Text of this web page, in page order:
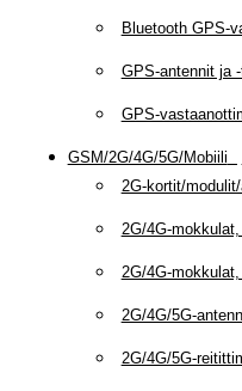
Bluetooth GPS-
GPS-antennit ja
GPS-
GSM/2G/4G/5G/Mobiili
2G-kortit/
2G/4G-
2G/4G-
2G/4G/5G-
2G/4G/5G-